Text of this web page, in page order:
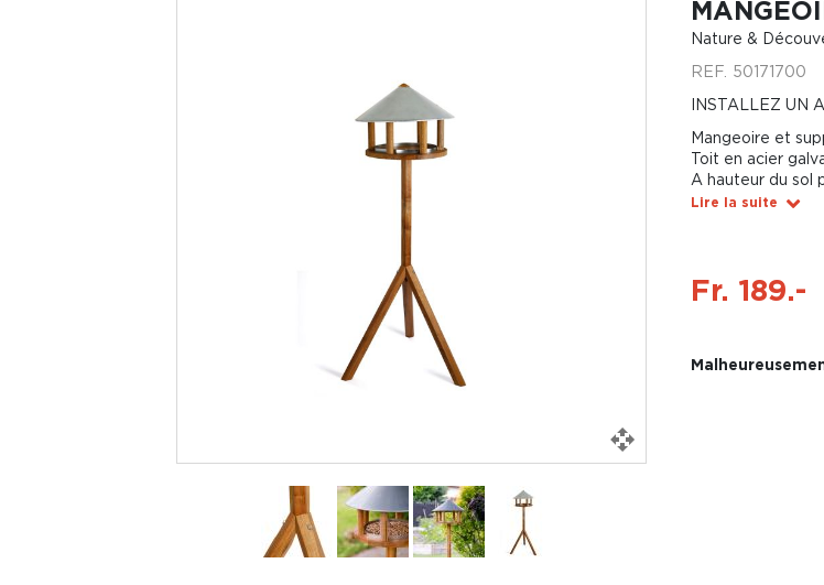
Nature &
REF. 50171700
INSTALLEZ UN
Mangeoire et
Toit en acier
A hauteur du sol
Lire la suite
Fr. 189.-